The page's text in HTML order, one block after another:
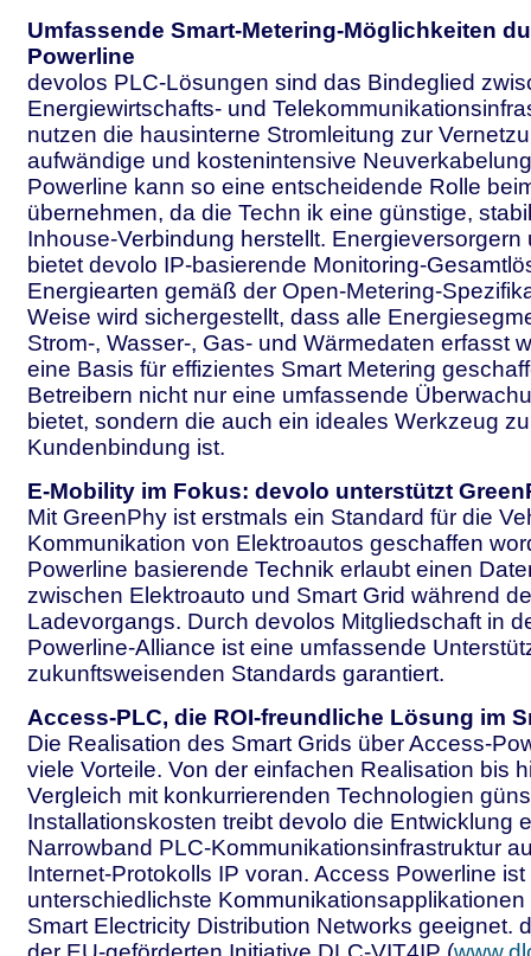
Umfassende Smart-Metering-Möglichkeiten
Powerline
devolos PLC-Lösungen sind das Bindeglied
Energiewirtschafts- und
nutzen die hausinterne Stromleitung zur
aufwändige und kostenintensive
Powerline kann so eine entscheidende Rolle
übernehmen, da die Techn ik eine günstige,
Inhouse-Verbindung herstellt. Energieversorgern
bietet devolo IP-basierende Monitoring-
Energiearten gemäß der Open-Metering-
Weise wird sichergestellt, dass alle
Strom-, Wasser-, Gas- und Wärmedaten erfasst
eine Basis für effizientes Smart Metering
Betreibern nicht nur eine umfassende
bietet, sondern die auch ein ideales Werkzeug
Kundenbindung ist.
E-Mobility im Fokus: devolo unterstützt
Mit GreenPhy ist erstmals ein Standard für die
Kommunikation von Elektroautos geschaffen
Powerline basierende Technik erlaubt einen
zwischen Elektroauto und Smart Grid während
Ladevorgangs. Durch devolos Mitgliedschaft in
Powerline-Alliance ist eine umfassende
zukunftsweisenden Standards garantiert.
Access-PLC, die ROI-freundliche Lösung im
Die Realisation des Smart Grids über Access-
viele Vorteile. Von der einfachen Realisation bis
Vergleich mit konkurrierenden Technologien
Installationskosten treibt devolo die Entwicklung
Narrowband PLC-Kommunikationsinfrastruktur
Internet-Protokolls IP voran. Access Powerline ist
unterschiedlichste
Smart Electricity Distribution Networks geeignet.